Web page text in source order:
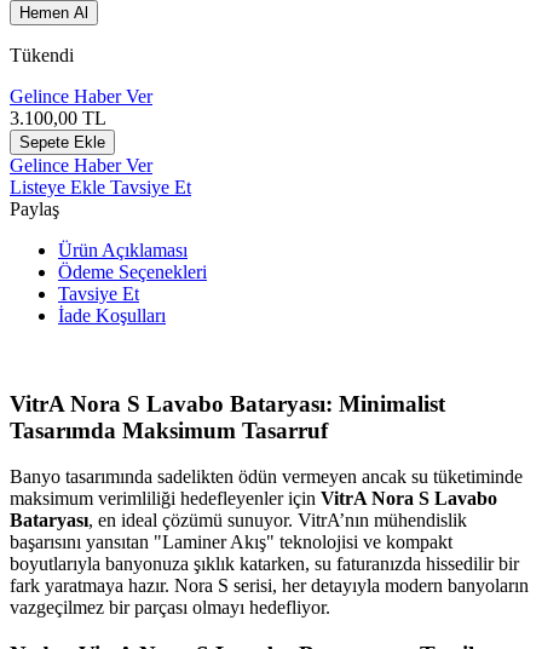
Hemen Al
Tükendi
Gelince Haber Ver
3.100,00 TL
Sepete Ekle
Gelince Haber Ver
Listeye Ekle Tavsiye Et
Paylaş
Ürün Açıklaması
Ödeme Seçenekleri
Tavsiye Et
İade Koşulları
VitrA Nora S Lavabo Bataryası: Minimalist
Tasarımda Maksimum Tasarruf
Banyo tasarımında sadelikten ödün vermeyen ancak su tüketiminde
maksimum verimliliği hedefleyenler için VitrA Nora S Lavabo
Bataryası, en ideal çözümü sunuyor. VitrA’nın mühendislik
başarısını yansıtan "Laminer Akış" teknolojisi ve kompakt
boyutlarıyla banyonuza şıklık katarken, su faturanızda hissedilir bir
fark yaratmaya hazır. Nora S serisi, her detayıyla modern banyoların
vazgeçilmez bir parçası olmayı hedefliyor.